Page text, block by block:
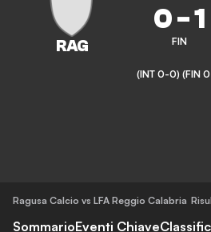
0-1
FIN
(INT 0-0) (FIN
Ragusa Calcio vs LFA Reggio Calabria
SommarioEventi Chiave